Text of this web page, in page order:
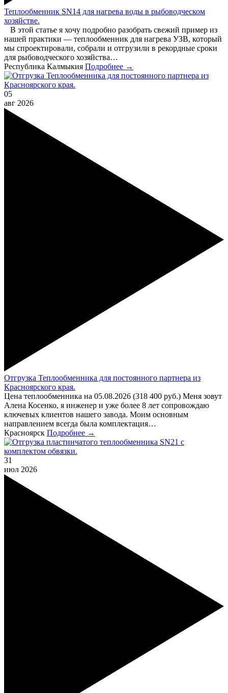
Теплообменник SN14 для нагрева воды в рыбоводческом
хозяйстве.
В этой статье я хочу подробно разобрать свежий пример из
нашей практики — теплообменник для нагрева УЗВ, который
мы спроектировали, собрали и отгрузили в рекордные сроки
для рыбоводческого хозяйства…
Республика Калмыкия Подробнее →
05
авг 2026
Отгрузка Теплообменника для постоянного партнера из
Красноярского края.
Цена теплообменника на 05.08.2026 (318 400 руб.) Меня зовут
Алена Косенко, я инженер и уже более 8 лет сопровождаю
ключевых клиентов нашего завода. Моим основным
направлением всегда была комплектация…
Красноярск Подробнее →
31
июл 2026